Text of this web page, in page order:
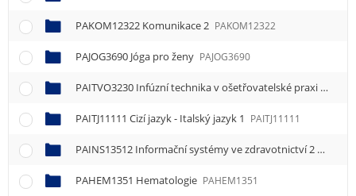
PAKOM12322 Komunikace 2 PAKOM12322
PAJOG3690 Jóga pro ženy PAJOG3690
PAITVO3230 Infúzní technika v ošetřovatelské praxi
PAITJ11111 Cizí jazyk - Italský jazyk 1 PAITJ11111
PAINS13512 Informační systémy ve zdravotnictví 2
PAHEM1351 Hematologie PAHEM1351